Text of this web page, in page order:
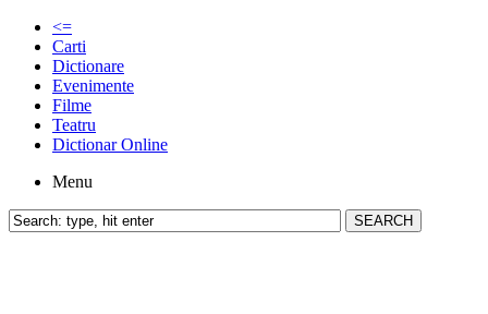
<=
Carti
Dictionare
Evenimente
Filme
Teatru
Dictionar Online
Menu